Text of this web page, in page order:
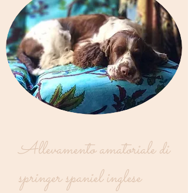
Allevamento amatoriale di
springer spaniel inglese